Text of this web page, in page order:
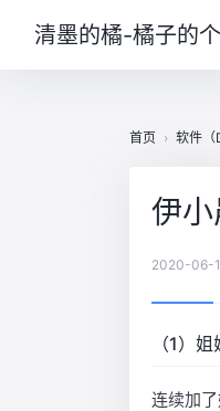
清墨的橘-橘子的
首页 › 软件（
伊
2020-06-
（1）姐
连续加